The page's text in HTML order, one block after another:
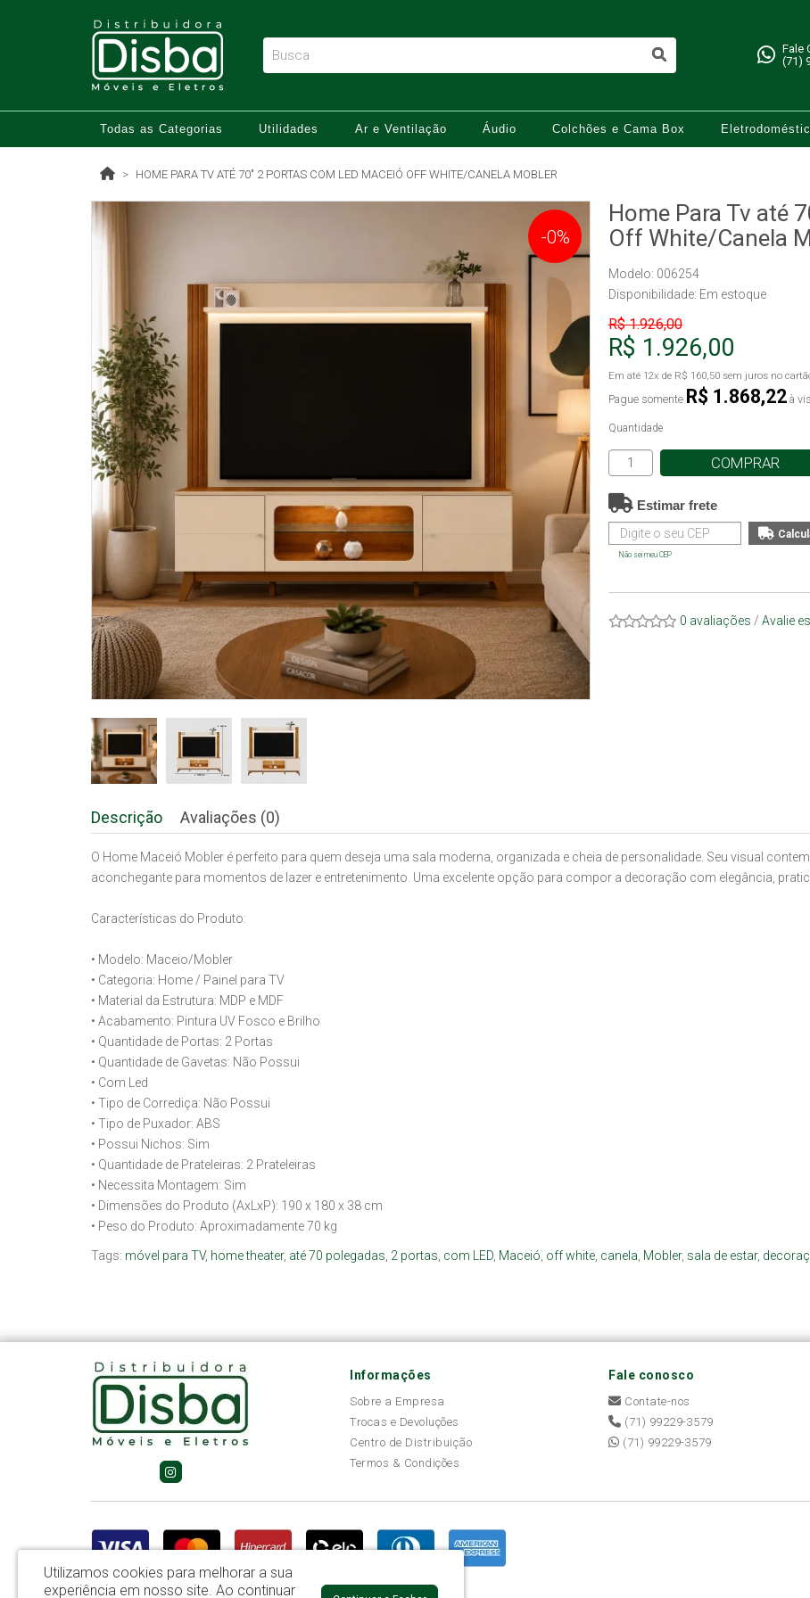
Fale
(71)
Todas as Categorias Utilidades Ar e Ventilação Áudio Colchões e Cama Box
HOME PARA TV ATÉ 70" 2 PORTAS COM LED MACEIÓ OFF WHITE/CANELA MOBLER
-0%
Home Para Tv até
Off White/Canela
Modelo: 006254
Disponibilidade: Em estoque
R$ 1.926,00
R$ 1.926,00
Em até 12x de R$ 160,50 sem juros no
Pague somente R$ 1.868,22 à
Quantidade
COMPRAR
Estimar frete
Não sei meu CEP
0 avaliações / Avalie
Descrição Avaliações (0)
O Home Maceió Mobler é perfeito para quem deseja uma sala moderna, organizada e cheia de personalidade. Seu visual
aconchegante para momentos de lazer e entretenimento. Uma excelente opção para compor a decoração com elegância,
Características do Produto:
• Modelo: Maceio/Mobler
• Categoria: Home / Painel para TV
• Material da Estrutura: MDP e MDF
• Acabamento: Pintura UV Fosco e Brilho
• Quantidade de Portas: 2 Portas
• Quantidade de Gavetas: Não Possui
• Com Led
• Tipo de Corrediça: Não Possui
• Tipo de Puxador: ABS
• Possui Nichos: Sim
• Quantidade de Prateleiras: 2 Prateleiras
• Necessita Montagem: Sim
• Dimensões do Produto (AxLxP): 190 x 180 x 38 cm
• Peso do Produto: Aproximadamente 70 kg
Tags: móvel para TV, home theater, até 70 polegadas 2 portas com LED Maceió off white canela Mobler, sala de estar,
Informações
Sobre a Empresa
Trocas e Devoluções
Centro de Distribuição
Termos & Condições
Fale conosco
Contate-nos
(71) 99229-3579
(71) 99229-3579
Utilizamos cookies para melhorar a sua
experiência em nosso site. Ao continuar